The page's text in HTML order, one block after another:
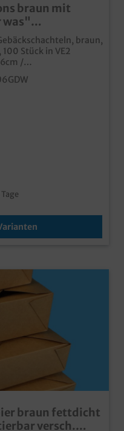
braun mit
was"
100St
braun,
Stück in VE2
/
für Kuchen
mit Kit
braun fettdicht
versch.